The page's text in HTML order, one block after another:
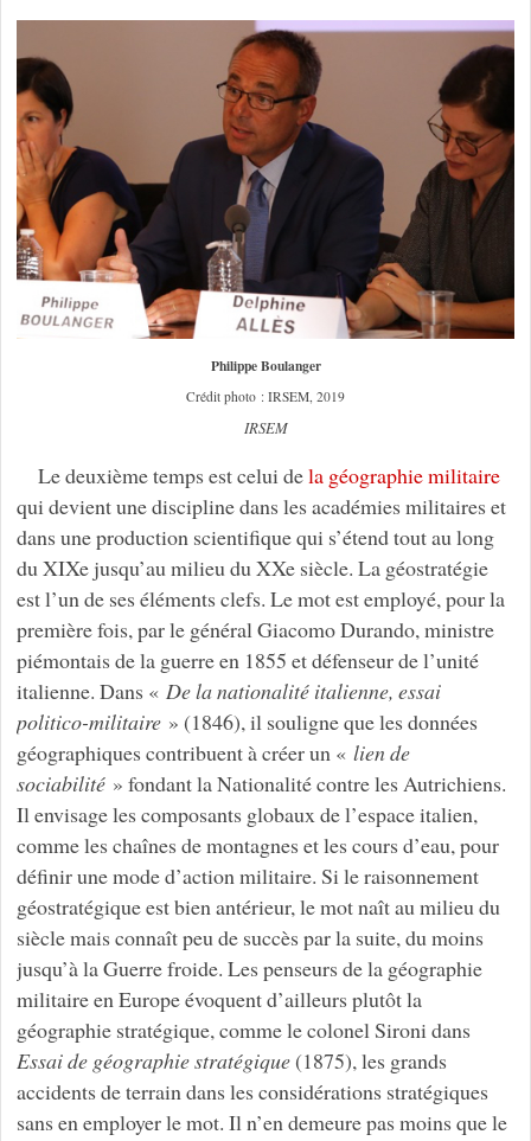
Philippe Boulanger
Crédit photo : IRSEM, 2019
IRSEM
Le deuxième temps est celui dela géographie militaire
qui devient une discipline dans les académies militaires et
dans une production scientifique qui s’étend tout au long
du XIXe jusqu’au milieu du XXe siècle. La géostratégie
est l’un de ses éléments clefs. Le mot est employé, pour la
première fois, par le général Giacomo Durando, ministre
piémontais de la guerre en 1855 et défenseur de l’unité
italienne. Dans « De la nationalité italienne, essai
politico-militaire» (1846), il souligne que les données
géographiques contribuent à créer un « lien de
sociabilité» fondant la Nationalité contre les Autrichiens.
Il envisage les composants globaux de l’espace italien,
comme les chaînes de montagnes et les cours d’eau, pour
définir une mode d’action militaire. Si le raisonnement
géostratégique est bien antérieur, le mot naît au milieu du
siècle mais connaît peu de succès par la suite, du moins
jusqu’à la Guerre froide. Les penseurs de la géographie
militaire en Europe évoquent d’ailleurs plutôt la
géographie stratégique, comme le colonel Sironi dans
Essai de géographie stratégique(1875), les grands
accidents de terrain dans les considérations stratégiques
sans en employer le mot. Il n’en demeure pas moins que le